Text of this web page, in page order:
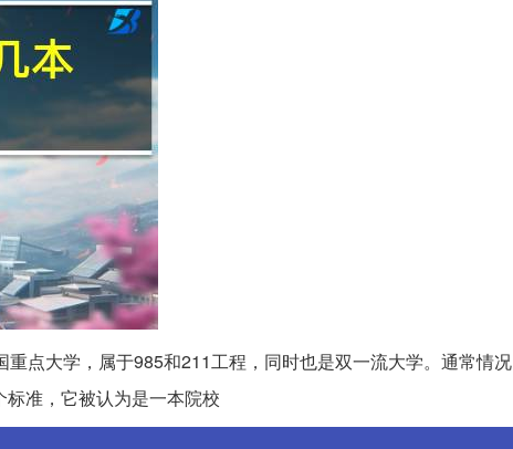
点大学，属于985和211工程，同时也是双一流大学。通常情况
准，它被认为是一本院校